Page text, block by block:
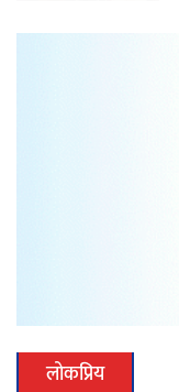
लोकप्रिय